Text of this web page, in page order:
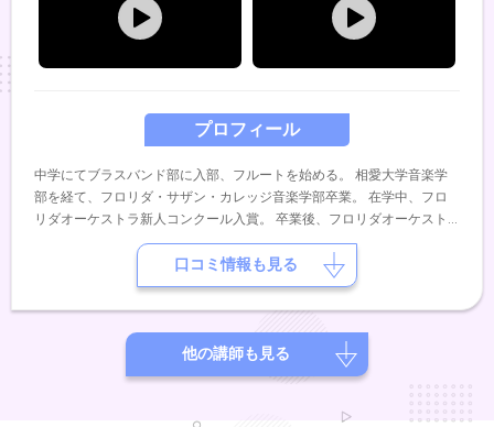
プロフィール
中学にてブラスバンド部に入部、フルートを始める。 相愛大学音楽学
部を経て、フロリダ・サザン・カレッジ音楽学部卒業。 在学中、フロ
リダオーケストラ新人コンクール入賞。 卒業後、フロリダオーケスト
ラにて複数のコンサートに出演。 帰国後は、アンサンブルを中心に演
奏活動を継続しており、ホール等でのコンサートを始め、イベントやレ
ストラン等でのライブにも多数出演中。
口コミ情報も見る
他の講師も見る